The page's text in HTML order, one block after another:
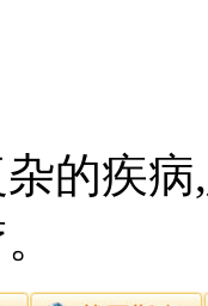
的疾